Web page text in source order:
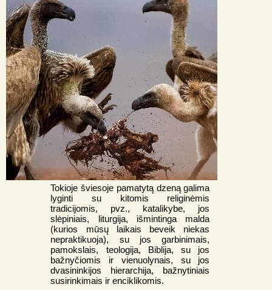
Tokioje šviesoje pamatytą dzeną galima
lyginti su kitomis religinėmis
tradicijomis, pvz., katalikybe, jos
slėpiniais, liturgija, išmintinga malda
(kurios mūsų laikais beveik niekas
nepraktikuoja), su jos garbinimais,
pamokslais, teologija, Biblija, su jos
bažnyčiomis ir vienuolynais, su jos
dvasininkijos hierarchija, bažnytiniais
susirinkimais ir enciklikomis.